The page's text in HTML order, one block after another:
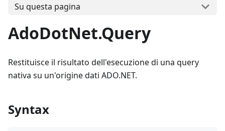
Su questa pagina
AdoDotNet.Query
Restituisce il risultato dell'esecuzione di una query
nativa su un'origine dati ADO.NET.
Syntax